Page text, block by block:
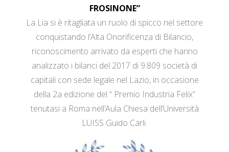
FROSINONE”
La Lia si è ritagliata un ruolo di spicco nel settore
conquistando l’Alta Onorificenza di Bilancio,
riconoscimento arrivato da esperti che hanno
analizzato i bilanci del 2017 di 9.809 società di
capitali con sede legale nel Lazio, in occasione
della 2a edizione del “ Premio Industria Felix”
tenutasi a Roma nell’Aula Chiesa dell’Università
LUISS Guido Carli.